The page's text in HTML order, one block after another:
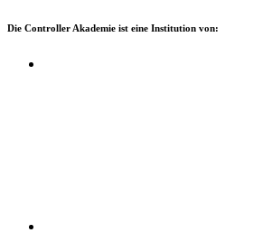
Die Con­trol­ler Aka­de­mie ist eine Insti­tu­ti­on von: